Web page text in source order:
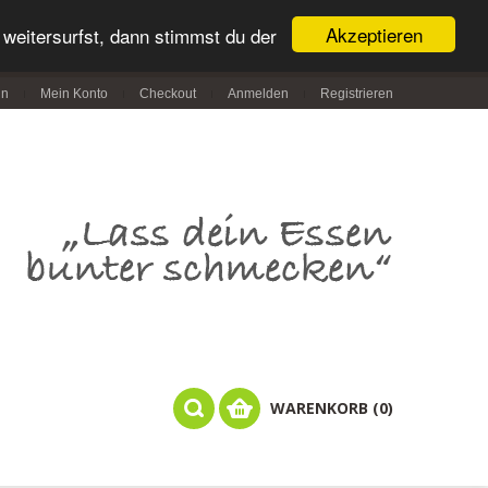
Akzeptieren
dann stimmst du der
Mein Konto Checkout Anmelden Registrieren
WARENKORB (0)